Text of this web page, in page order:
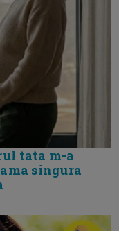
tata m-a
singura